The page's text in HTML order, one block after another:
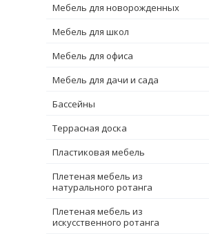
Мебель для новорожденных
Мебель для школ
Мебель для офиса
Мебель для дачи и сада
Бассейны
Террасная доска
Пластиковая мебель
Плетеная мебель из
натурального ротанга
Плетеная мебель из
искусственного ротанга